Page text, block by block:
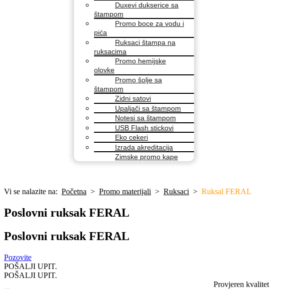
Duxevi dukserice sa
štampom
Promo boce za vodu i
pića
Ruksaci štampa na
ruksacima
Promo hemijske
olovke
Promo šolje sa
štampom
Zidni satovi
Upaljači sa štampom
Notesi sa štampom
USB Flash stickovi
Eko cekeri
Izrada akreditacija
Zimske promo kape
Vi se nalazite na: Početna > Promo materijali > Ruksaci > Ruksal FERAL
Poslovni ruksak FERAL
Poslovni ruksak FERAL
Pozovite
POŠALJI UPIT.
POŠALJI UPIT.
Provjeren kvalitet